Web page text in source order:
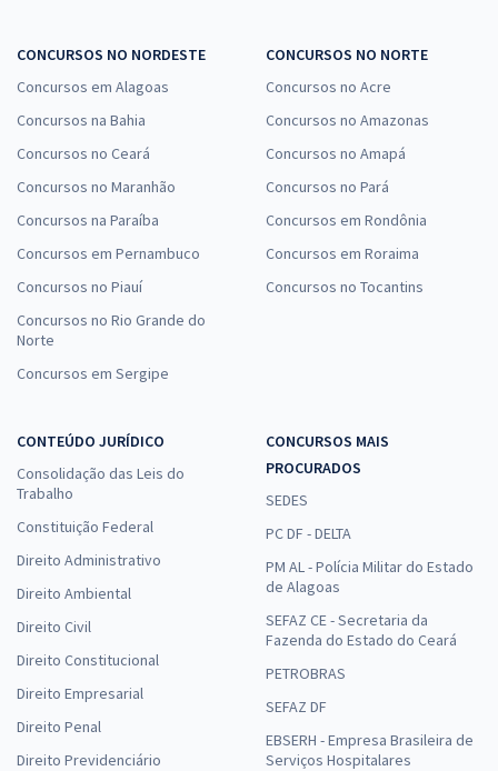
CONCURSOS NO NORDESTE
Concursos em Alagoas
Concursos na Bahia
Concursos no Ceará
Concursos no Maranhão
Concursos na Paraíba
Concursos em Pernambuco
Concursos no Piauí
Concursos no Rio Grande do
Norte
Concursos em Sergipe
CONCURSOS NO NORTE
Concursos no Acre
Concursos no Amazonas
Concursos no Amapá
Concursos no Pará
Concursos em Rondônia
Concursos em Roraima
Concursos no Tocantins
CONTEÚDO JURÍDICO
Consolidação das Leis do
Trabalho
Constituição Federal
Direito Administrativo
Direito Ambiental
Direito Civil
Direito Constitucional
Direito Empresarial
Direito Penal
Direito Previdenciário
CONCURSOS MAIS
PROCURADOS
SEDES
PC DF - DELTA
PM AL - Polícia Militar do Estado
de Alagoas
SEFAZ CE - Secretaria da
Fazenda do Estado do Ceará
PETROBRAS
SEFAZ DF
EBSERH - Empresa Brasileira de
Serviços Hospitalares